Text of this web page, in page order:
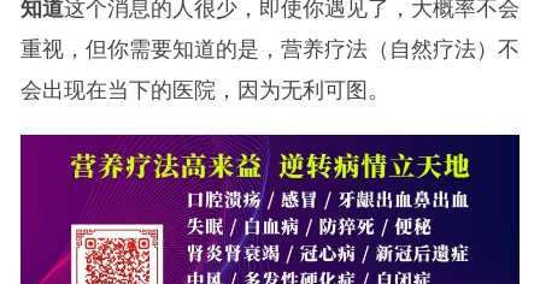
知道这个消息的人很少，即使你遇见了，大概率不会
重视，但你需要知道的是，营养疗法（自然疗法）不
会出现在当下的医院，因为无利可图。